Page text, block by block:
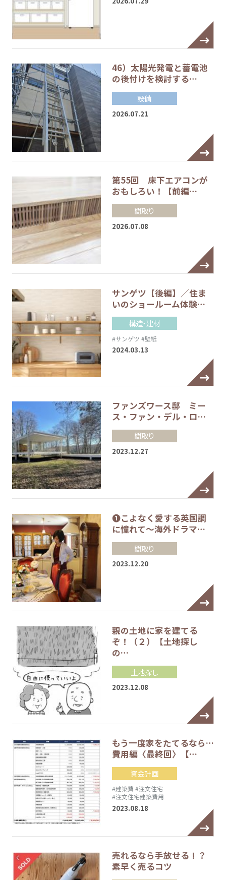
46）太陽光発電と蓄電池
の後付けを検討する…
設備
2026.07.21
第55回 床下エアコンが
おもしろい！【前編…
間取り
2026.07.08
サンゲツ【後編】／住ま
いのショールーム体験…
構造・建材
#サンゲツ #壁紙
2024.03.13
ファンズワース邸 ミー
ス・ファン・デル・ロ…
間取り
2023.12.27
❶こよなく愛する英国調
に憧れて～海外ドラマ…
間取り
2023.12.20
親の土地に家を建てる
ぞ！（２）【土地探し
の…
土地探し
2023.12.08
もう一度家をたてるなら…
費用編〈最終回〉【…
資金計画
#建築費 #注文住宅
#注文住宅建築費用
2023.08.18
売れるなら手放せる！？
素早く売るコツ